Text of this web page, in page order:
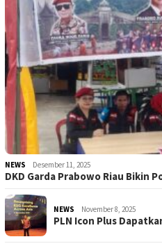
NEWS Desember 11, 2025
DKD Garda Prabowo Riau Bikin
NEWS November 8, 2025
PLN Icon Plus